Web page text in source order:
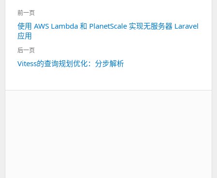
文
章
导
航
前一页
上
一
篇：
使用 AWS Lambda 和 PlanetScale 实现无服务器 Laravel
应用
后一页
下
Vitess的查询规划优化：分步解析